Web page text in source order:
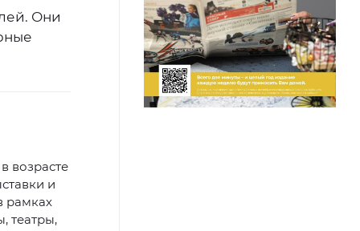
Они
возрасте
и
рамках
театры,